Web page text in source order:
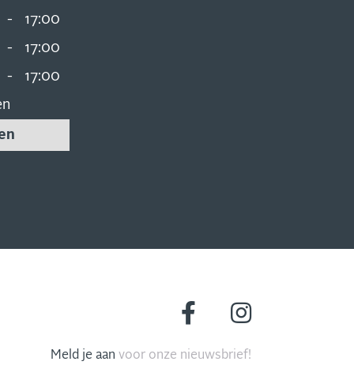
-
17:00
-
17:00
-
17:00
Meld je aan voor onze nieuwsbrief!
MIS NIETS